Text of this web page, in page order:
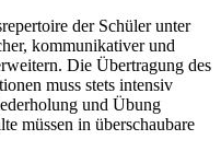
der Schüler unter
kommunikativer und
Die Übertragung des
muss stets intensiv
und Übung
müssen in überschaubare